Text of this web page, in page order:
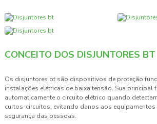
CONCEITO DOS DISJUNTORES BT
Os disjuntores bt são dispositivos de proteção
instalações elétricas de baixa tensão. Sua principal
automaticamente o circuito elétrico quando
curtos-circuitos, evitando danos aos equipamentos
segurança das pessoas.